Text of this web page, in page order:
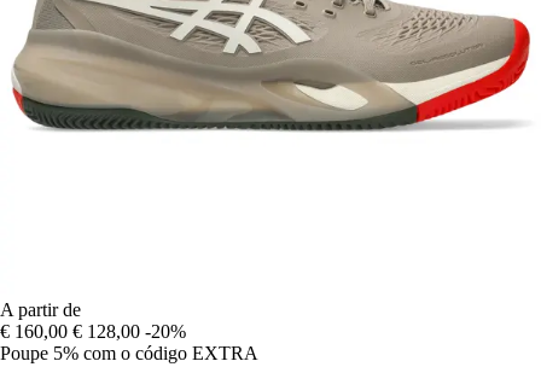
A partir de
€ 160,00 € 128,00 -20%
Poupe 5% com o código EXTRA